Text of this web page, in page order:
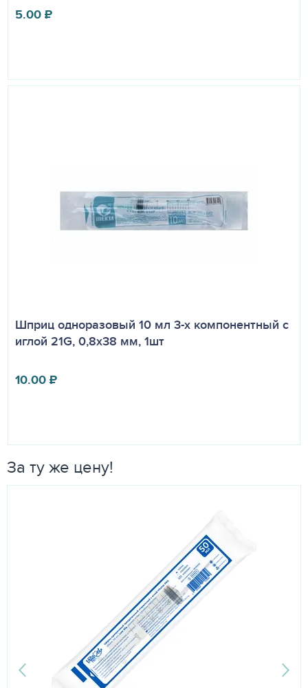
5.00₽
Шприц одноразовый 10 мл 3-х компонентный с
иглой 21G, 0,8х38 мм, 1шт
10.00₽
За ту же цену!